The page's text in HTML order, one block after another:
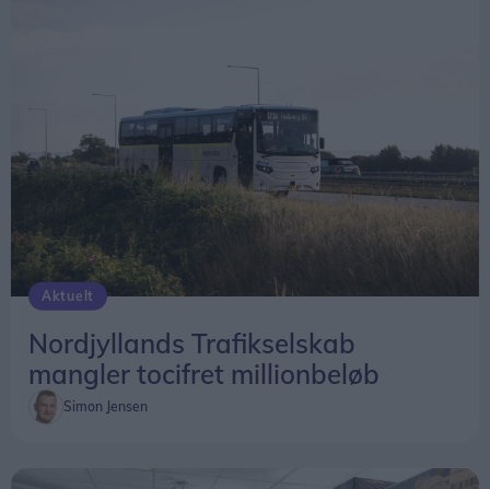
Aktuelt
Nordjyllands Trafikselskab
mangler tocifret millionbeløb
Simon Jensen